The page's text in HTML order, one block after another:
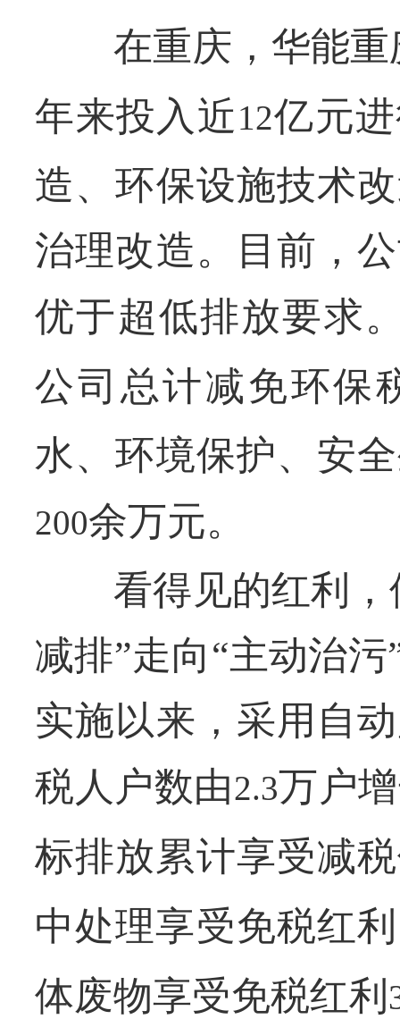
在重庆，华能重
年来投入近12亿元
造、环保设施技术
治理改造。目前，
优于超低排放要求
公司总计减免环保
水、环境保护、安
200余万元。
看得见的红利，
减排”走向“主动治
实施以来，采用自
税人户数由2.3万户
标排放累计享受减
中处理享受免税红利
体废物享受免税红利